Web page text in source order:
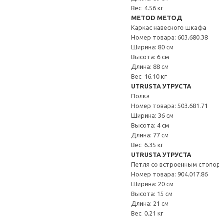
Вес: 4.56 кг
METOD МЕТОД
Каркас навесного шкафа
Номер товара: 603.680.38
Ширина: 80 см
Высота: 6 см
Длина: 88 см
Вес: 16.10 кг
UTRUSTA УТРУСТА
Полка
Номер товара: 503.681.71
Ширина: 36 см
Высота: 4 см
Длина: 77 см
Вес: 6.35 кг
UTRUSTA УТРУСТА
Петля со встроенным
Номер товара: 904.017.86
Ширина: 20 см
Высота: 15 см
Длина: 21 см
Вес: 0.21 кг